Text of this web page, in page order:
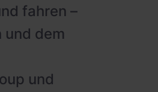
fahren –
dem
und